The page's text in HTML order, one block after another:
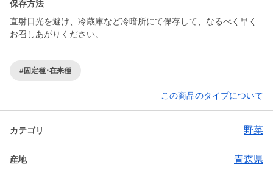
保存方法
直射日光を避け、冷蔵庫など冷暗所にて保存して、なるべく早く
お召しあがりください。
#固定種･在来種
この商品のタイプについて
カテゴリ 野菜
産地 青森県